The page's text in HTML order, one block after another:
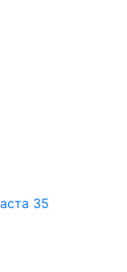
35